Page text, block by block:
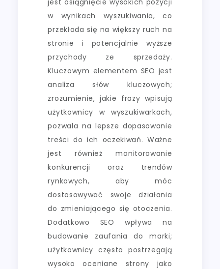
w wynikach wyszukiwania, co
przekłada się na większy ruch na
stronie i potencjalnie wyższe
przychody ze sprzedaży.
Kluczowym elementem SEO jest
analiza słów kluczowych;
zrozumienie, jakie frazy wpisują
użytkownicy w wyszukiwarkach,
pozwala na lepsze dopasowanie
treści do ich oczekiwań. Ważne
jest również monitorowanie
konkurencji oraz trendów
rynkowych, aby móc
dostosowywać swoje działania
do zmieniającego się otoczenia.
Dodatkowo SEO wpływa na
budowanie zaufania do marki;
użytkownicy często postrzegają
wysoko oceniane strony jako